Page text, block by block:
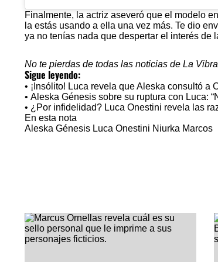
Finalmente, la actriz aseveró que el modelo
la estás usando a ella una vez más. Te dio
ya no tenías nada que despertar el interés de
No te pierdas de todas las noticias de La
Sigue leyendo:
• ¡Insólito! Luca revela que Aleska consultó
• Aleska Génesis sobre su ruptura con Luca:
• ¿Por infidelidad? Luca Onestini revela las
En esta nota
Aleska Génesis Luca Onestini Niurka Marcos